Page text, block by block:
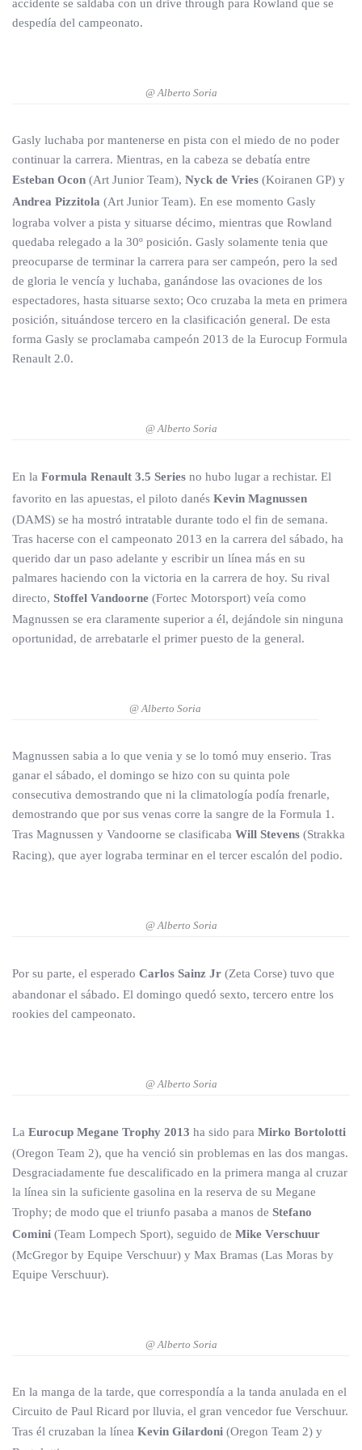
accidente se saldaba con un drive through para Rowland que se
despedía del campeonato.
@ Alberto Soria
Gasly luchaba por mantenerse en pista con el miedo de no poder
continuar la carrera. Mientras, en la cabeza se debatía entre
Esteban Ocon (Art Junior Team), Nyck de Vries (Koiranen GP) y
Andrea Pizzitola (Art Junior Team). En ese momento Gasly
lograba volver a pista y situarse décimo, mientras que Rowland
quedaba relegado a la 30º posición. Gasly solamente tenia que
preocuparse de terminar la carrera para ser campeón, pero la sed
de gloria le vencía y luchaba, ganándose las ovaciones de los
espectadores, hasta situarse sexto; Oco cruzaba la meta en primera
posición, situándose tercero en la clasificación general. De esta
forma Gasly se proclamaba campeón 2013 de la Eurocup Formula
Renault 2.0.
@ Alberto Soria
En la Formula Renault 3.5 Series no hubo lugar a rechistar. El
favorito en las apuestas, el piloto danés Kevin Magnussen
(DAMS) se ha mostró intratable durante todo el fin de semana.
Tras hacerse con el campeonato 2013 en la carrera del sábado, ha
querido dar un paso adelante y escribir un línea más en su
palmares haciendo con la victoria en la carrera de hoy. Su rival
directo, Stoffel Vandoorne (Fortec Motorsport) veía como
Magnussen se era claramente superior a él, dejándole sin ninguna
oportunidad, de arrebatarle el primer puesto de la general.
@ Alberto Soria
Magnussen sabia a lo que venia y se lo tomó muy enserio. Tras
ganar el sábado, el domingo se hizo con su quinta pole
consecutiva demostrando que ni la climatología podía frenarle,
demostrando que por sus venas corre la sangre de la Formula 1.
Tras Magnussen y Vandoorne se clasificaba Will Stevens (Strakka
Racing), que ayer lograba terminar en el tercer escalón del podio.
@ Alberto Soria
Por su parte, el esperado Carlos Sainz Jr (Zeta Corse) tuvo que
abandonar el sábado. El domingo quedó sexto, tercero entre los
rookies del campeonato.
@ Alberto Soria
La Eurocup Megane Trophy 2013 ha sido para Mirko Bortolotti
(Oregon Team 2), que ha venció sin problemas en las dos mangas.
Desgraciadamente fue descalificado en la primera manga al cruzar
la línea sin la suficiente gasolina en la reserva de su Megane
Trophy; de modo que el triunfo pasaba a manos de Stefano
Comini (Team Lompech Sport), seguido de Mike Verschuur
(McGregor by Equipe Verschuur) y Max Bramas (Las Moras by
Equipe Verschuur).
@ Alberto Soria
En la manga de la tarde, que correspondía a la tanda anulada en el
Circuito de Paul Ricard por lluvia, el gran vencedor fue Verschuur.
Tras él cruzaban la línea Kevin Gilardoni (Oregon Team 2) y